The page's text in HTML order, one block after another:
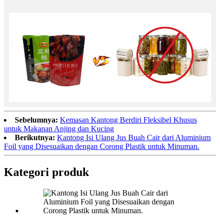
Sebelumnya: Kemasan Kantong Berdiri Fleksibel Khusus
untuk Makanan Anjing dan Kucing
Berikutnya: Kantong Isi Ulang Jus Buah Cair dari Aluminium
Foil yang Disesuaikan dengan Corong Plastik untuk Minuman.
Kategori produk